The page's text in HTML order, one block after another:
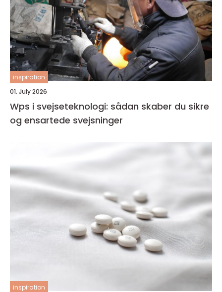
inspiration
01. July 2026
Wps i svejseteknologi: sådan skaber du sikre
og ensartede svejsninger
inspiration